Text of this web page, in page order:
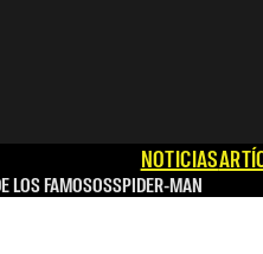
NOTICIAS
LOS FAMOSOSSPIDER-MAN